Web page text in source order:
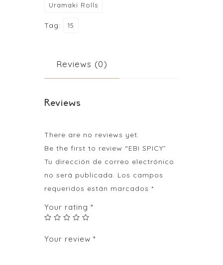
Uramaki Rolls
Tag: 15
Reviews (0)
Reviews
There are no reviews yet.
Be the first to review “EBI SPICY”
Tu dirección de correo electrónico
no será publicada. Los campos
requeridos están marcados *
Your rating *
Your review *